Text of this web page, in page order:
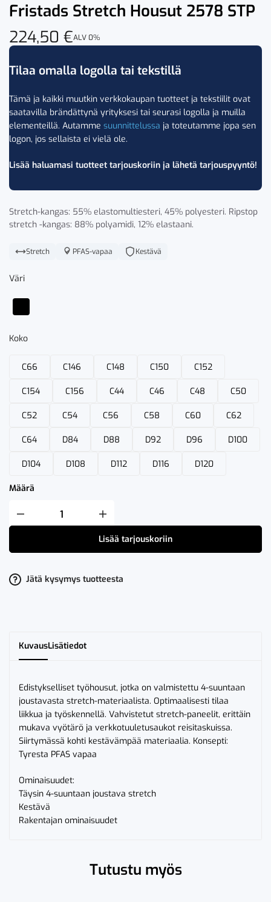
Fristads Stretch Housut 2578 STP
224,50 €ALV 0%
Tilaa omalla logolla tai tekstillä
Tämä ja kaikki muutkin verkkokaupan tuotteet ja tekstiilit ovat
saatavilla brändättynä yrityksesi tai seurasi logolla ja muilla
elementeillä. Autamme suunnittelussa ja toteutamme jopa sen
logon, jos sellaista ei vielä ole.
Lisää haluamasi tuotteet tarjouskoriin ja lähetä tarjouspyyntö!
Stretch-kangas: 55% elastomultiesteri, 45% polyesteri. Ripstop
stretch -kangas: 88% polyamidi, 12% elastaani.
Stretch PFAS-vapaa Kestävä
Väri
Koko
C66 C146 C148 C150 C152
C154 C156 C44 C46 C48 C50
C52 C54 C56 C58 C60 C62
C64 D84 D88 D92 D96 D100
D104 D108 D112 D116 D120
Määrä
Fristads
Stretch
STP
Lisää tarjouskoriin
Jätä kysymys tuotteesta
KuvausLisätiedot
Edistykselliset työhousut, jotka on valmistettu 4-suuntaan
joustavasta stretch-materiaalista. Optimaalisesti tilaa
liikkua ja työskennellä. Vahvistetut stretch-paneelit, erittäin
mukava vyötärö ja verkkotuuletusaukot reisitaskuissa.
Siirtymässä kohti kestävämpää materiaalia. Konsepti:
Tyresta PFAS vapaa
Ominaisuudet:
Täysin 4-suuntaan joustava stretch
Kestävä
Rakentajan ominaisuudet
Tutustu myös